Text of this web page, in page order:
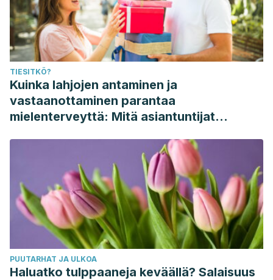
TIESITKÖ?
Kuinka lahjojen antaminen ja
vastaanottaminen parantaa
mielenterveyttä: Mitä asiantuntijat
PUUTARHAT JA ULKOA
Haluatko tulppaaneja keväällä? Salaisuus